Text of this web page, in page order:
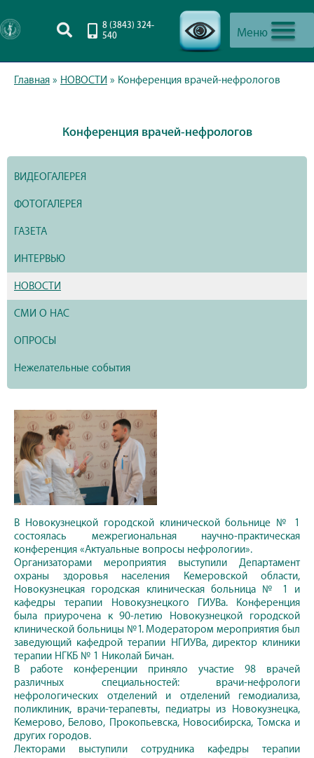
Меню
8 (3843) 324-
540
Главная » НОВОСТИ » Конференция врачей-нефрологов
Конференция врачей-нефрологов
ВИДЕОГАЛЕРЕЯ
ФОТОГАЛЕРЕЯ
ГАЗЕТА
ИНТЕРВЬЮ
НОВОСТИ
СМИ О НАС
ОПРОСЫ
Нежелательные события
В Новокузнецкой городской клинической больнице № 1
состоялась межрегиональная научно-практическая
конференция «Актуальные вопросы нефрологии».
Организаторами мероприятия выступили Департамент
охраны здоровья населения Кемеровской области,
Новокузнецкая городская клиническая больница № 1 и
кафедры терапии Новокузнецкого ГИУВа. Конференция
была приурочена к 90-летию Новокузнецкой городской
клинической больницы №1. Модератором мероприятия был
заведующий кафедрой терапии НГИУВа, директор клиники
терапии НГКБ № 1 Николай Бичан.
В работе конференции приняло участие 98 врачей
различных специальностей: врачи-нефрологи
нефрологических отделений и отделений гемодиализа,
поликлиник, врачи-терапевты, педиатры из Новокузнецка,
Кемерово, Белово, Прокопьевска, Новосибирска, Томска и
других городов.
Лекторами выступили сотрудника кафедры терапии